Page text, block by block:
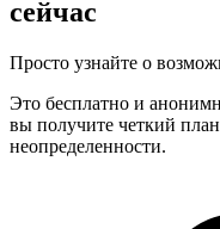
сейчас
Просто узнайте о
Это бесплатно и
вы получите четкий
неопределенности.